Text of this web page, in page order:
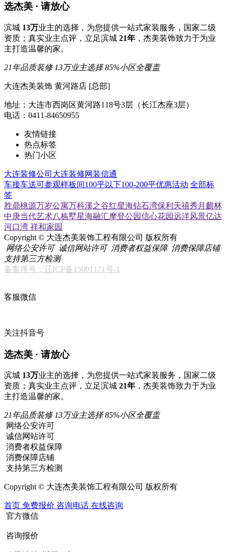
选杰美 · 请放心
滨城 13万业主的选择，为您提供一站式家装服务，国家二级
资质；真实业主点评，立足滨城 21年 ，杰美装饰致力于为业
主打造温馨的家。
21年品质装修 13万业主选择 85%小区全覆盖
大连杰美装饰 黄河路店 [总部]
地址：大连市西岗区黄河路118号3层（长江杰座3层）
电话：0411-84650955
友情链接
热点标签
热门小区
大连装修公司 大连装修网装信通
车接车送可参观样板间100平以下100-200平优惠活动 全部标
签
胜鼎桃源万岁公寓万科溪之谷红星海钻石湾保利天禧秀月麒林
中庚当代艺术八栋墅星海融汇摩登公园信心花园远洋风景亿达
河口湾 祥和家园
Copyright © 大连杰美装饰工程有限公司 版权所有
网络公安许可 诚信网站许可 消费者权益保障 消费保障店铺
支持第三方检测
备案序号：辽ICP备15001171号-1
客服微信
关注抖音号
选杰美 · 请放心
滨城 13万业主的选择，为您提供一站式家装服务，国家二级
资质；真实业主点评，立足滨城 21年 ，杰美装饰致力于为业
主打造温馨的家。
21年品质装修 13万业主选择 85%小区全覆盖
网络公安许可
诚信网站许可
消费者权益保障
消费保障店铺
支持第三方检测
Copyright © 大连杰美装饰工程有限公司 版权所有
首页 免费报价 咨询电话 在线咨询
官方微信
咨询报价